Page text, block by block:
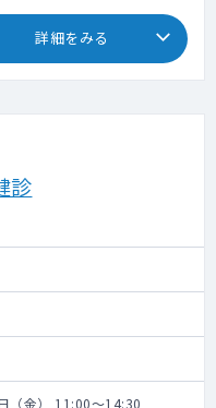
詳細をみる
診
（金） 11:00～14:30